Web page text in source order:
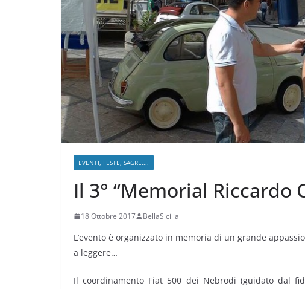
EVENTI, FESTE, SAGRE....
Il 3° “Memorial Riccardo
18 Ottobre 2017 BellaSicilia
L’evento è organizzato in memoria di un grande
a leggere…
Il coordinamento Fiat 500 dei Nebrodi (guidato dal